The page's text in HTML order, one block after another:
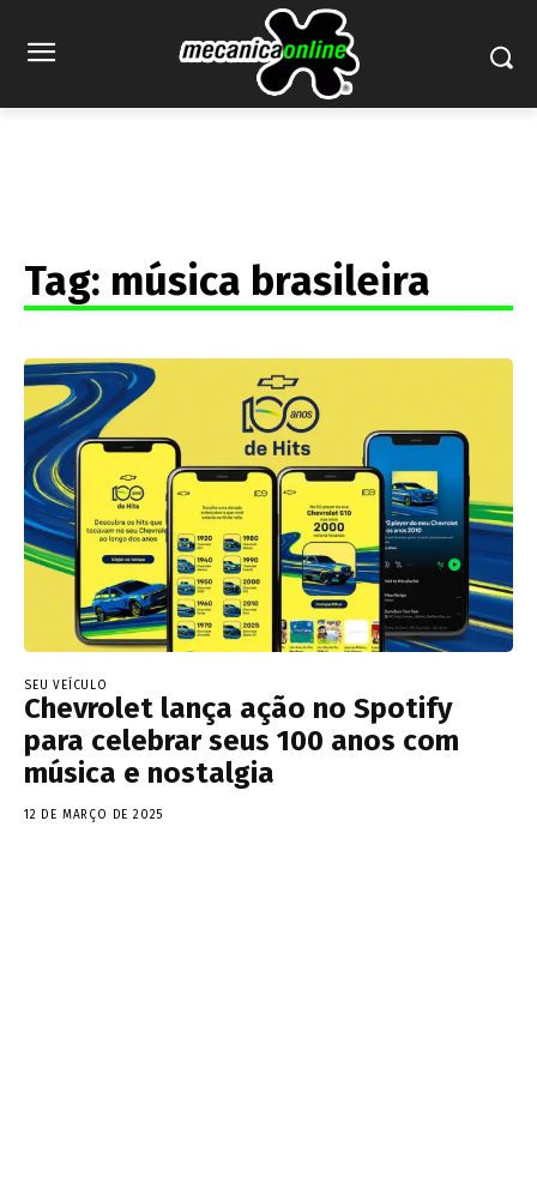
Tag: música brasileira
SEU VEÍCULO
Chevrolet lança ação no Spotify
para celebrar seus 100 anos com
música e nostalgia
12 DE MARÇO DE 2025